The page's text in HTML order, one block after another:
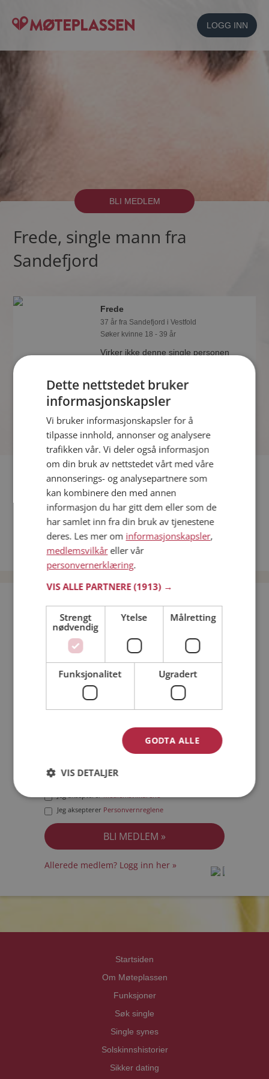
LOGG INN
BLI MEDLEM
Frede, single mann fra
Sandefjord
Frede
37 år fra Sandefjord i Vestfold
Søker kvinne 18 - 39 år
Virker ikke denne single personen
finne ut alt om Frede.
Fler single
Flere singlemenn fra Sandefjord :Jan,Kim, Petter
Kvinner fra Sandefjord
Date kvinner i Norge
Date menn i Norge
Bli medlem gratis!
Jeg er en: Mann Kvinne
Min alder:
Jeg akseptererMedlemsvilkårene
Jeg aksepterer Personvernreglene
Allerede medlem? Logg inn her »
Startsiden
Om Møteplassen
Funksjoner
Søk single
Single synes
Solskinnshistorier
Sikker dating
Dette nettstedet bruker
informasjonskapsler
Vi bruker informasjonskapsler for å
tilpasse innhold, annonser og analysere
trafikken vår. Vi deler også informasjon
om din bruk av nettstedet vårt med våre
annonserings- og analysepartnere som
kan kombinere den med annen
informasjon du har gitt dem eller som de
har samlet inn fra din bruk av tjenestene
deres. Les mer om informasjonskapsler,
medlemsvilkåreller vår
personvernerklæring.
VIS ALLE PARTNERE(1913) →
Strengt
nødvendig
Ytelse Målretting
Funksjonalitet Ugradert
GODTA ALLE
VIS DETALJER